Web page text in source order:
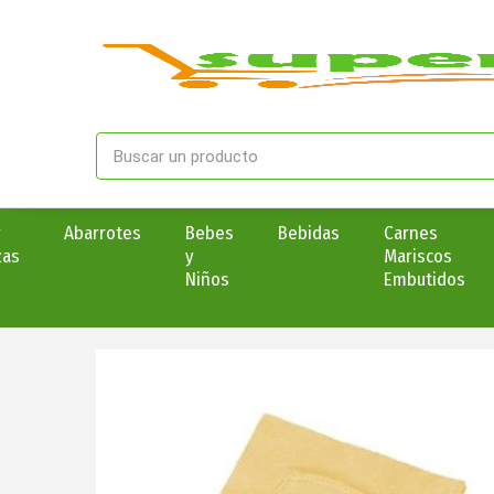
Abarrotes
Bebes
y
Niños
Bebidas
Carnes
Mariscos
Embutidos